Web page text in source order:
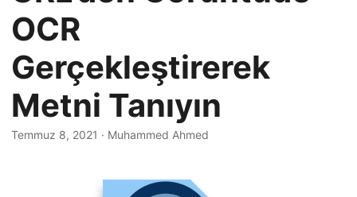
d
e
ğ
i
ş
t
OCR
Gerçekleştirerek
Metni Tanıyın
Temmuz 8, 2021 · Muhammed Ahmed